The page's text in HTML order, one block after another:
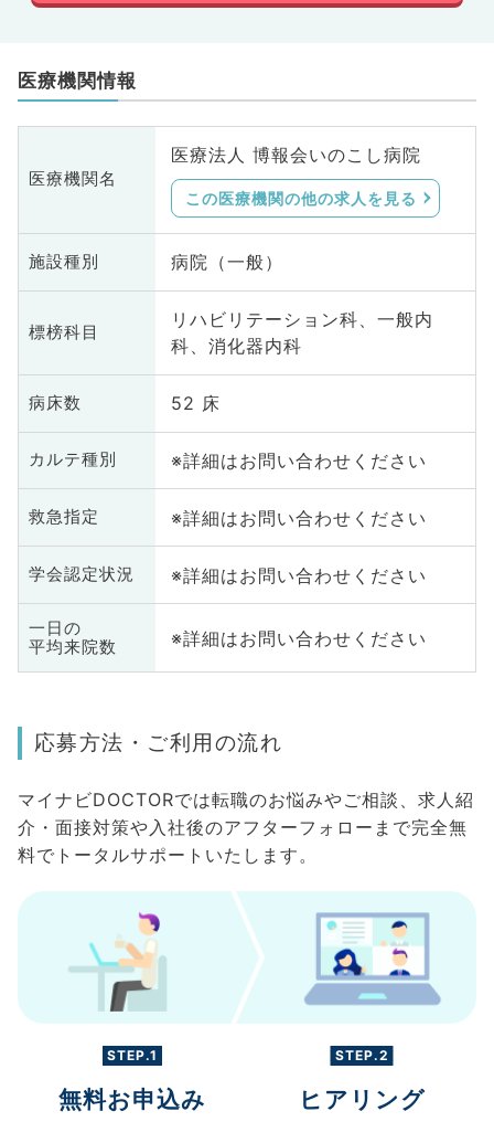
医療機関情報
医療機関名
医療法人 博報会いのこし病院
この医療機関の他の求人を見る
施設種別 病院（一般）
標榜科目
リハビリテーション科、一般内
科、消化器内科
病床数 52 床
カルテ種別 ※詳細はお問い合わせください
救急指定 ※詳細はお問い合わせください
学会認定状況 ※詳細はお問い合わせください
一日の
平均来院数
※詳細はお問い合わせください
応募方法・ご利用の流れ
マイナビDOCTORでは転職のお悩みやご相談、求人紹
介・面接対策や入社後のアフターフォローまで完全無
料でトータルサポートいたします。
STEP.1
無料お申込み
STEP.2
ヒアリング